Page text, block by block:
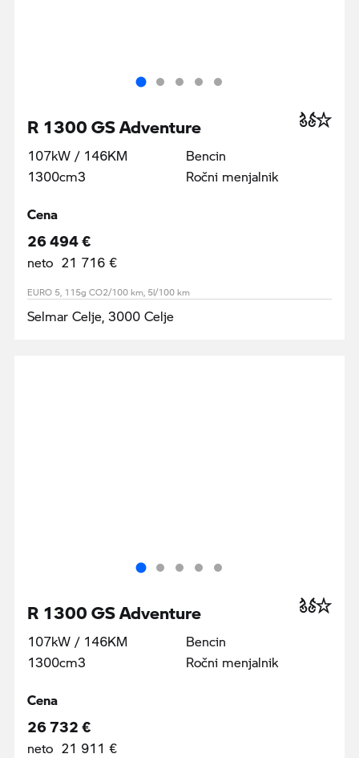
R 1300 GS Adventure
107kW / 146KM
1300cm3
Bencin
Ročni menjalnik
Cena
26 494 €
neto 21 716 €
EURO 5, 115g CO2/100 km, 5l/100 km
Selmar Celje, 3000 Celje
R 1300 GS Adventure
107kW / 146KM
1300cm3
Bencin
Ročni menjalnik
Cena
26 732 €
neto 21 911 €